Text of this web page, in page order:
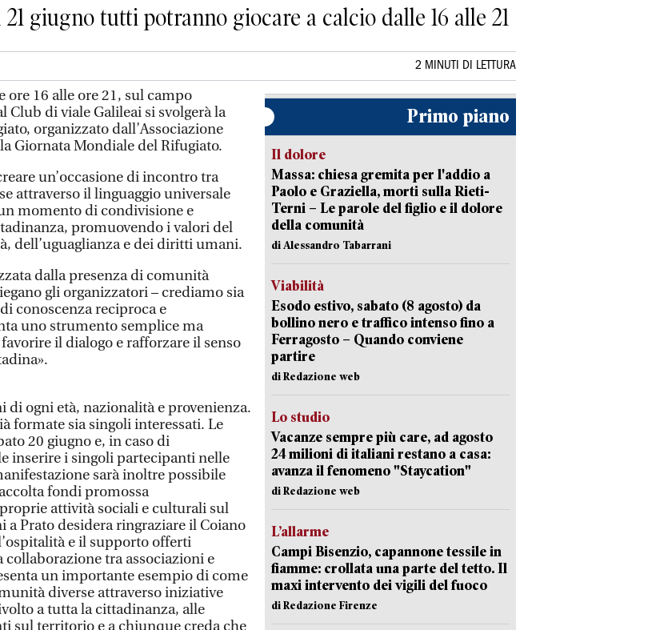
giugno tutti potranno giocare a calcio dalle 16 alle 21
2 MINUTI DI LETTURA
ore 16 alle ore 21, sul campo
Club di viale Galileai si svolgerà la
organizzato dall’Associazione
Giornata Mondiale del Rifugiato.
un’occasione di incontro tra
attraverso il linguaggio universale
momento di condivisione e
promuovendo i valori del
dell’uguaglianza e dei diritti umani.
dalla presenza di comunità
gli organizzatori – crediamo sia
conoscenza reciproca e
uno strumento semplice ma
il dialogo e rafforzare il senso
di ogni età, nazionalità e provenienza.
formate sia singoli interessati. Le
20 giugno e, in caso di
inserire i singoli partecipanti nelle
sarà inoltre possibile
fondi promossa
attività sociali e culturali sul
a Prato desidera ringraziare il Coiano
e il supporto offerti
collaborazione tra associazioni e
un importante esempio di come
diverse attraverso iniziative
a tutta la cittadinanza, alle
sul territorio e a chiunque creda che
Primo piano
Il dolore
Massa: chiesa gremita per l'addio a
Paolo e Graziella, morti sulla Rieti-
Terni – Le parole del figlio e il dolore
della comunità
di Alessandro Tabarrani
Viabilità
Esodo estivo, sabato (8 agosto) da
bollino nero e traffico intenso fino a
Ferragosto – Quando conviene
partire
di Redazione web
Lo studio
Vacanze sempre più care, ad agosto
24 milioni di italiani restano a casa:
avanza il fenomeno "Staycation"
di Redazione web
L’allarme
Campi Bisenzio, capannone tessile in
fiamme: crollata una parte del tetto. Il
maxi intervento dei vigili del fuoco
di Redazione Firenze